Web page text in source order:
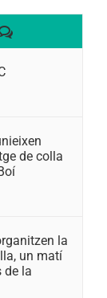
Comentaris
de colla
la
un matí
de la